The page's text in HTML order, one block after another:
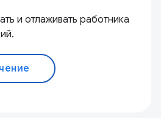
и отлаживать работника